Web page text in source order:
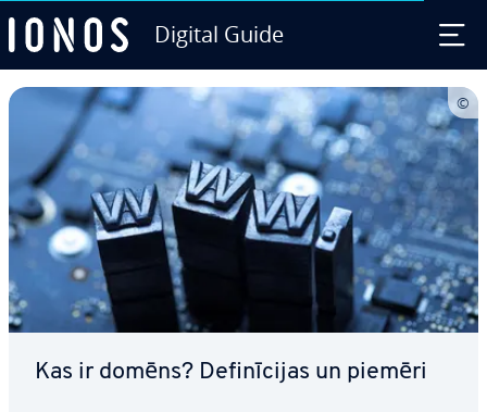
Digital Guide
Kas ir domēns? De­fi­nī­ci­jas un piemēri